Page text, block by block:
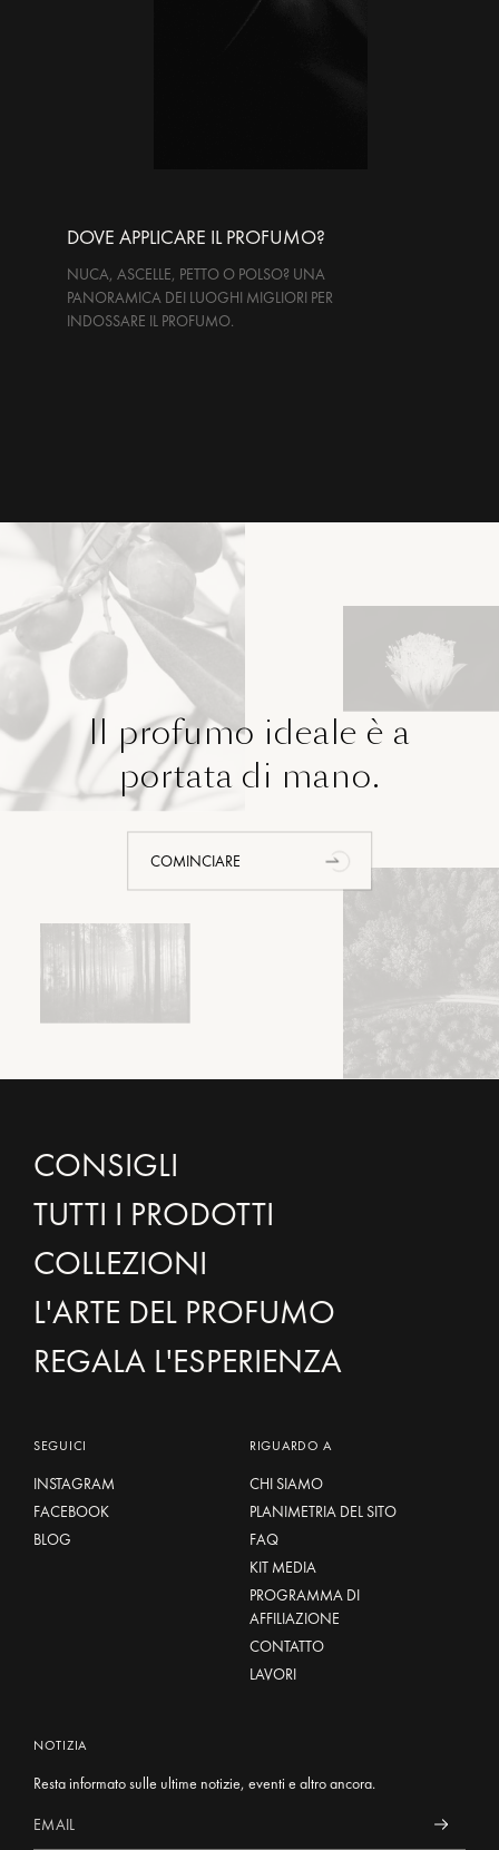
DOVE APPLICARE IL PROFUMO?
NUCA, ASCELLE, PETTO O POLSO? UNA
PANORAMICA DEI LUOGHI MIGLIORI PER
INDOSSARE IL PROFUMO.
Il profumo ideale è a
portata di mano.
COMINCIARE
CONSIGLI
TUTTI I PRODOTTI
COLLEZIONI
L'ARTE DEL PROFUMO
REGALA L'ESPERIENZA
SEGUICI
INSTAGRAM
FACEBOOK
BLOG
RIGUARDO A
CHI SIAMO
PLANIMETRIA DEL SITO
FAQ
KIT MEDIA
PROGRAMMA DI
AFFILIAZIONE
CONTATTO
LAVORI
NOTIZIA
Resta informato sulle ultime notizie, eventi e altro ancora.